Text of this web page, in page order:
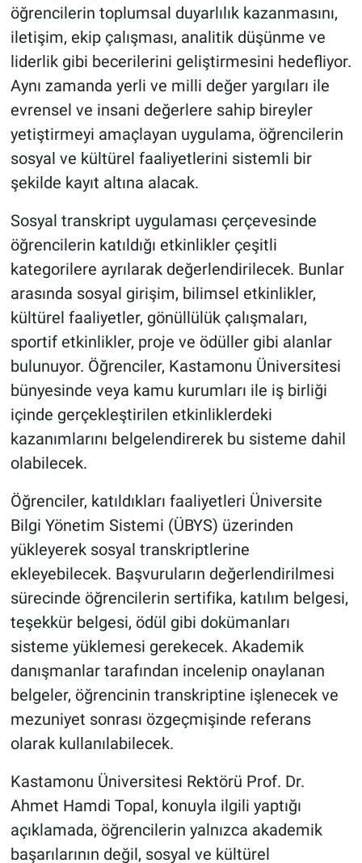
öğrencilerin toplumsal duyarlılık kazanmasını,
iletişim, ekip çalışması, analitik düşünme ve
liderlik gibi becerilerini geliştirmesini hedefliyor.
Aynı zamanda yerli ve milli değer yargıları ile
evrensel ve insani değerlere sahip bireyler
yetiştirmeyi amaçlayan uygulama, öğrencilerin
sosyal ve kültürel faaliyetlerini sistemli bir
şekilde kayıt altına alacak.
Sosyal transkript uygulaması çerçevesinde
öğrencilerin katıldığı etkinlikler çeşitli
kategorilere ayrılarak değerlendirilecek. Bunlar
arasında sosyal girişim, bilimsel etkinlikler,
kültürel faaliyetler, gönüllülük çalışmaları,
sportif etkinlikler, proje ve ödüller gibi alanlar
bulunuyor. Öğrenciler, Kastamonu Üniversitesi
bünyesinde veya kamu kurumları ile iş birliği
içinde gerçekleştirilen etkinliklerdeki
kazanımlarını belgelendirerek bu sisteme dahil
olabilecek.
Öğrenciler, katıldıkları faaliyetleri Üniversite
Bilgi Yönetim Sistemi (ÜBYS) üzerinden
yükleyerek sosyal transkriptlerine
ekleyebilecek. Başvuruların değerlendirilmesi
sürecinde öğrencilerin sertifika, katılım belgesi,
teşekkür belgesi, ödül gibi dokümanları
sisteme yüklemesi gerekecek. Akademik
danışmanlar tarafından incelenip onaylanan
belgeler, öğrencinin transkriptine işlenecek ve
mezuniyet sonrası özgeçmişinde referans
olarak kullanılabilecek.
Kastamonu Üniversitesi Rektörü Prof. Dr.
Ahmet Hamdi Topal, konuyla ilgili yaptığı
açıklamada, öğrencilerin yalnızca akademik
başarılarının değil, sosyal ve kültürel